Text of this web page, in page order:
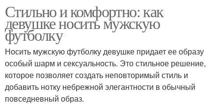
Стильно и комфортно: как
девушке носить мужскую
футболку
Носить мужскую футболку девушке придает ее образу
особый шарм и сексуальность. Это стильное решение,
которое позволяет создать неповторимый стиль и
добавить нотку небрежной элегантности в обычный
повседневный образ.